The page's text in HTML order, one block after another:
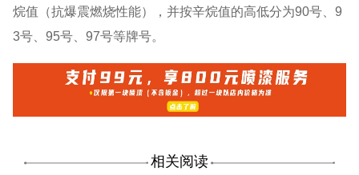
烷值（抗爆震燃烧性能），并按辛烷值的高低分为90号、9
3号、95号、97号等牌号。
相关阅读